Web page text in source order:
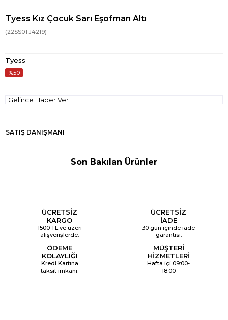
Tyess Kız Çocuk Sarı Eşofman Altı
(22SS0TJ4219)
Tyess
50
Gelince Haber Ver
SATIŞ DANIŞMANI
Son Bakılan Ürünler
ÜCRETSİZ
KARGO
1500 TL ve üzeri
alışverişlerde.
ÜCRETSİZ
İADE
30 gün içinde iade
garantisi.
ÖDEME
KOLAYLIĞI
Kredi Kartına
taksit imkanı.
MÜŞTERİ
HİZMETLERİ
Hafta içi 09:00-
18:00